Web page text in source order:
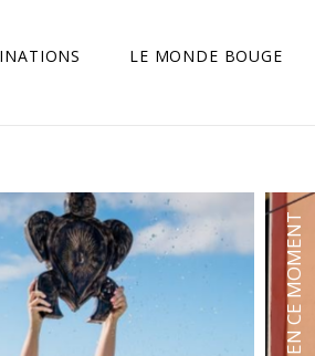
LE MONDE BOUGE
EN CE MOMENT